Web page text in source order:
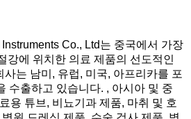
Co., Ltd는 중국에서 가장
강에 위치한 의료 제품의 선도적인
는 남미, 유럽, 미국, 아프리카를 포
수출하고 있습니다. , 아시아 및 중
용 튜브, 비뇨기과 제품, 마취 및 호